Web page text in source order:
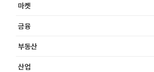
마켓
금융
부동산
산업